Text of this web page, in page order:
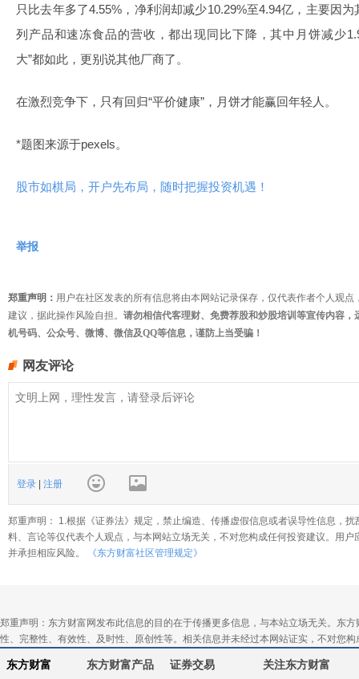
只比去年多了4.55%，净利润却减少10.29%至4.94亿，主要因
列产品和速冻食品的营收，都出现同比下降，其中月饼减少
大”都如此，更别说其他厂商了。
在激烈竞争下，只有回归“平价健康”，月饼才能赢回年轻人。
*题图来源于pexels。
股市如棋局，开户先布局，随时把握投资机遇！
举报
郑重声明： 用户在社区发表的所有信息将由本网站记录保存，仅代表作者个人观
建议，据此操作风险自担。 请勿相信代客理财、免费荐股和炒股培训等宣传内容
机号码、公众号、微博、微信及QQ等信息，谨防上当受骗！
网友评论
登录 注册
郑重声明： 1.根据《证券法》规定，禁止编造、传播虚假信息或者误导性信息，
料、言论等仅代表个人观点，与本网站立场无关，不对您构成任何投资建议。用
并承担相应风险。
《东方财富社区管理规定》
郑重声明：东方财富网发布此信息的目的在于传播更多信息，与本站立场无关。东
性、完整性、有效性、及时性、原创性等。相关信息并未经过本网站证实，不对您
东方财富 东方财富产品 证券交易 关注东方财富